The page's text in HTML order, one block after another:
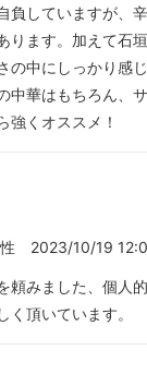
負していますが、
ります。加えて石
の中にしっかり感
中華はもちろん、
強くオススメ！
2023/10/19
頼みました、個人
頂いています。